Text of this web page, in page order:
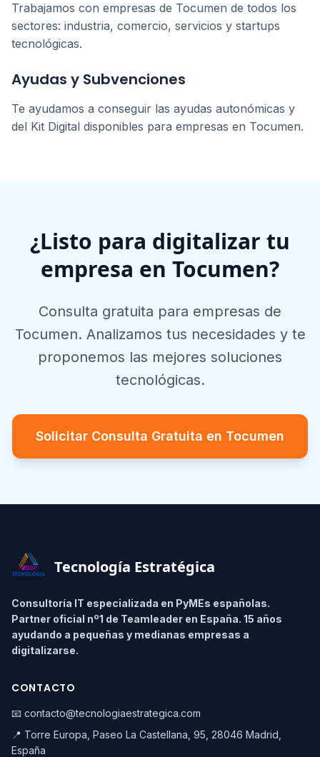
Trabajamos con empresas de Tocumen de todos los
sectores: industria, comercio, servicios y startups
tecnológicas.
Ayudas y Subvenciones
Te ayudamos a conseguir las ayudas autonómicas y
del Kit Digital disponibles para empresas en Tocumen.
¿Listo para digitalizar tu
empresa en Tocumen?
Consulta gratuita para empresas de
Tocumen. Analizamos tus necesidades y te
proponemos las mejores soluciones
tecnológicas.
Solicitar Consulta Gratuita en Tocumen
Tecnología Estratégica
Consultoría IT especializada en PyMEs españolas.
Partner oficial nº1 de Teamleader en España. 15 años
ayudando a pequeñas y medianas empresas a
digitalizarse.
CONTACTO
📧 contacto@tecnologiaestrategica.com
📍 Torre Europa, Paseo La Castellana, 95, 28046 Madrid,
España